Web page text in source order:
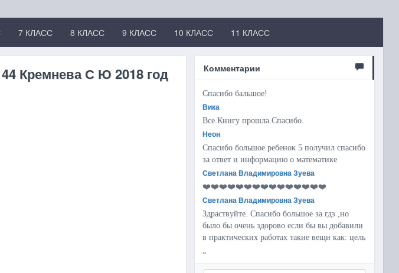
7 КЛАСС 8 КЛАСС 9 КЛАСС 10 КЛАСС 11 КЛАСС
Кремнева С Ю 2018 год
Комментарии
Спасибо бальшое!
Вика
Все.Книгу прошла.Спасибо.
Неон
Спасибо большое ребенок 5 получил спасибо
за ответ и информацию о математике
Светлана Владимировна Зуева
❤️❤️❤️❤️❤️❤️❤️❤️❤️❤️❤️❤️❤️❤️❤️
Светлана Владимировна Зуева
Здраствуйте. Спасибо большое за гдз ,но
было бы очень здорово если бы вы добавили
в практических работах такие вещи как: цель
..